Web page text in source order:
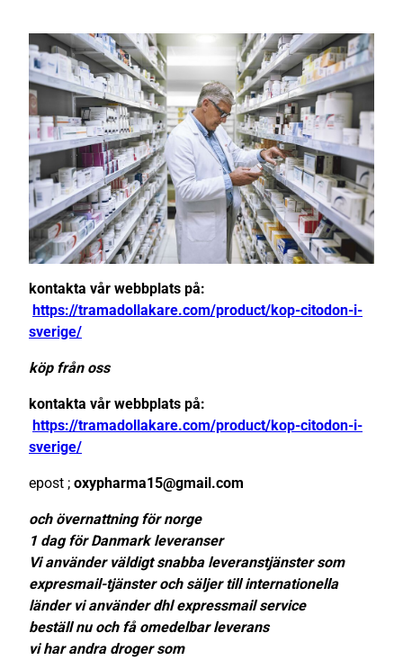
kontakta vår webbplats på:
https://tramadollakare.com/product/kop-citodon-i-
sverige/
köp från oss
kontakta vår webbplats på:
https://tramadollakare.com/product/kop-citodon-i-
sverige/
epost ; oxypharma15@gmail.com
och övernattning för norge
1 dag för Danmark leveranser
Vi använder väldigt snabba leveranstjänster som
expresmail-tjänster och säljer till internationella
länder vi använder dhl expressmail service
beställ nu och få omedelbar leverans
vi har andra droger som